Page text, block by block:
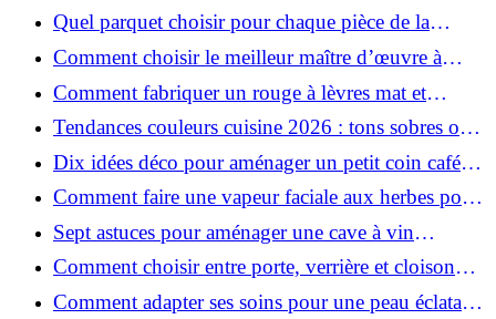
Quel parquet choisir pour chaque pièce de la
maison ?
Comment choisir le meilleur maître d’œuvre à
Grenoble en 2026 ?
Comment fabriquer un rouge à lèvres mat et
hydratant fait maison ?
Tendances couleurs cuisine 2026 : tons sobres ou
colorés, que choisir ?
Dix idées déco pour aménager un petit coin café
chez soi
Comment faire une vapeur faciale aux herbes pour
une peau plus saine et rajeunie ?
Sept astuces pour aménager une cave à vin
naturelle chez soi
Comment choisir entre porte, verrière et cloison
coulissante pour séparer vos pièces ?
Comment adapter ses soins pour une peau éclatante